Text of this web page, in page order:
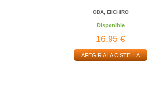
ODA, EIICHIRO
Disponible
16,95 €
AFEGIR A LA CISTELLA